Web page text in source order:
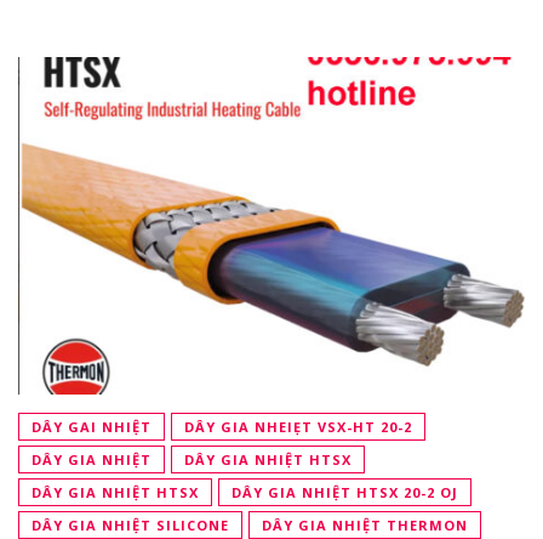
DÂY GAI NHIỆT
DÂY GIA NHEIẸT VSX-HT 20-2
DÂY GIA NHIỆT
DÂY GIA NHIỆT HTSX
DÂY GIA NHIỆT HTSX
DÂY GIA NHIỆT HTSX 20-2 OJ
DÂY GIA NHIỆT SILICONE
DÂY GIA NHIỆT THERMON